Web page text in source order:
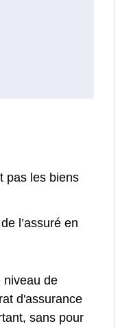
pas les biens
l’assuré en
niveau de
d'assurance
sans pour